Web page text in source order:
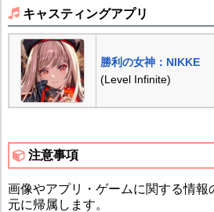
キャスティングアプリ
勝利の女神：NIKKE
(Level Infinite)
注意事項
画像やアプリ・ゲームに関する情報
元に帰属します。